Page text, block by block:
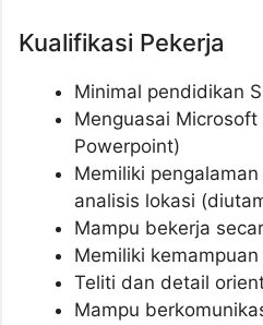
Kualifikasi Pekerja
Minimal pendidikan
Menguasai
Powerpoint)
Memiliki
analisis lokasi
Mampu bekerja
Memiliki
Teliti dan detail
Mampu